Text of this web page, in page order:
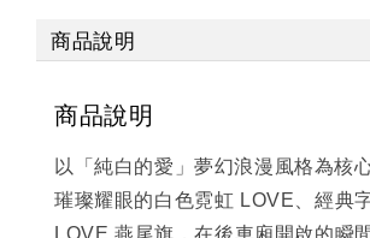
商品說明
商品說明
以「純白的愛」夢幻浪漫風格為核
璀璨耀眼的白色霓虹 LOVE、經典
LOVE 燕尾旗，在後車廂開啟的瞬